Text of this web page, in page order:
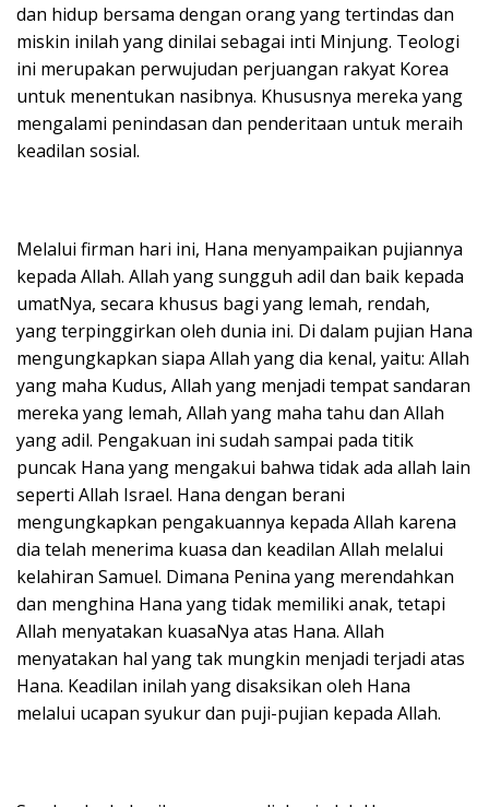
dan hidup bersama dengan orang yang tertindas dan
miskin inilah yang dinilai sebagai inti Minjung. Teologi
ini merupakan perwujudan perjuangan rakyat Korea
untuk menentukan nasibnya. Khususnya mereka yang
mengalami penindasan dan penderitaan untuk meraih
keadilan sosial.
Melalui firman hari ini, Hana menyampaikan pujiannya
kepada Allah. Allah yang sungguh adil dan baik kepada
umatNya, secara khusus bagi yang lemah, rendah,
yang terpinggirkan oleh dunia ini. Di dalam pujian Hana
mengungkapkan siapa Allah yang dia kenal, yaitu: Allah
yang maha Kudus, Allah yang menjadi tempat sandaran
mereka yang lemah, Allah yang maha tahu dan Allah
yang adil. Pengakuan ini sudah sampai pada titik
puncak Hana yang mengakui bahwa tidak ada allah lain
seperti Allah Israel. Hana dengan berani
mengungkapkan pengakuannya kepada Allah karena
dia telah menerima kuasa dan keadilan Allah melalui
kelahiran Samuel. Dimana Penina yang merendahkan
dan menghina Hana yang tidak memiliki anak, tetapi
Allah menyatakan kuasaNya atas Hana. Allah
menyatakan hal yang tak mungkin menjadi terjadi atas
Hana. Keadilan inilah yang disaksikan oleh Hana
melalui ucapan syukur dan puji-pujian kepada Allah.